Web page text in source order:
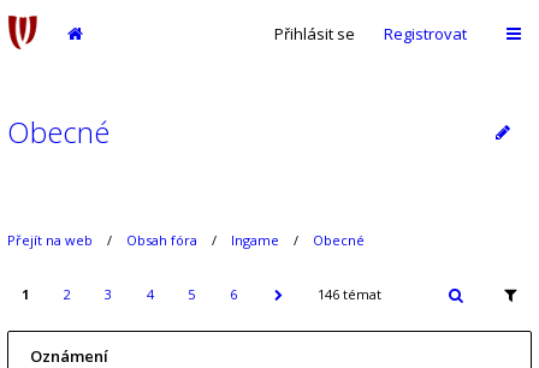
Přihlásit se Registrovat
Obecné
Přejít na web Obsah fóra Ingame Obecné
1 2 3 4 5 6 146 témat
Oznámení